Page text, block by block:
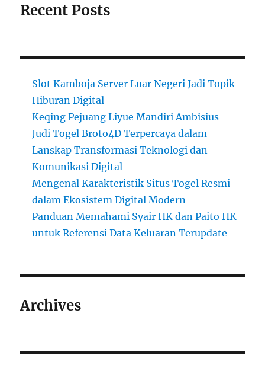
Recent Posts
Slot Kamboja Server Luar Negeri Jadi Topik
Hiburan Digital
Keqing Pejuang Liyue Mandiri Ambisius
Judi Togel Broto4D Terpercaya dalam
Lanskap Transformasi Teknologi dan
Komunikasi Digital
Mengenal Karakteristik Situs Togel Resmi
dalam Ekosistem Digital Modern
Panduan Memahami Syair HK dan Paito HK
untuk Referensi Data Keluaran Terupdate
Archives